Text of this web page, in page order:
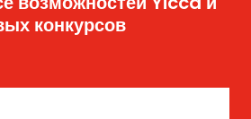
конкурсов